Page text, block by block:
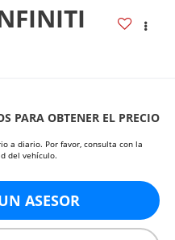
PARA OBTENER EL PRECIO
a diario. Por favor, consulta con la
del vehículo.
ASESOR